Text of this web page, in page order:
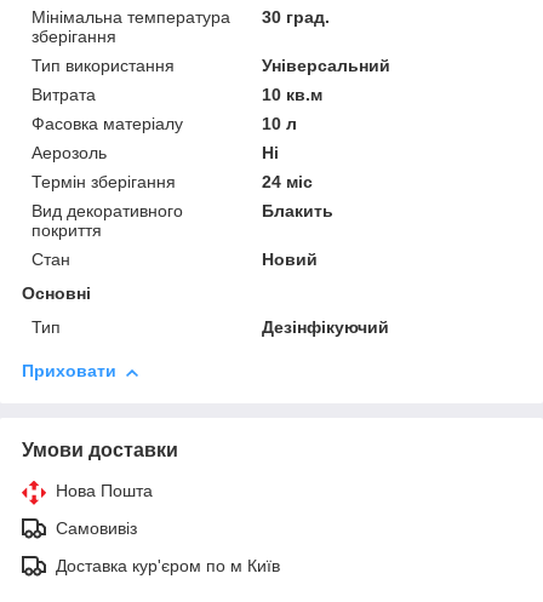
Мінімальна температура
зберігання
30 град.
Тип використання
Універсальний
Витрата
10 кв.м
Фасовка матеріалу
10 л
Аерозоль
Ні
Термін зберігання
24 міс
Вид декоративного
покриття
Блакить
Стан
Новий
Основні
Тип
Дезінфікуючий
Приховати
Умови доставки
Нова Пошта
Самовивіз
Доставка кур'єром по м Київ